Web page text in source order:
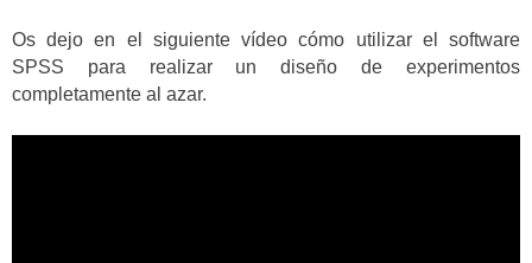
Os dejo en el siguiente vídeo cómo utilizar el software
SPSS para realizar un diseño de experimentos
completamente al azar.